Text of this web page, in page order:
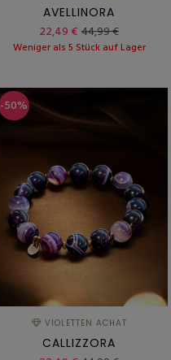
AVELLINORA
22,49 € 44,99 €
Weniger als 5 Stück auf Lager
-50%
VIOLETTEN ACHAT
CALLIZZORA